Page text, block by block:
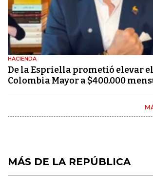
HACIENDA
De la Espriella prometió elevar
Colombia Mayor a $400.000
MÁS DE LA REPÚBLICA